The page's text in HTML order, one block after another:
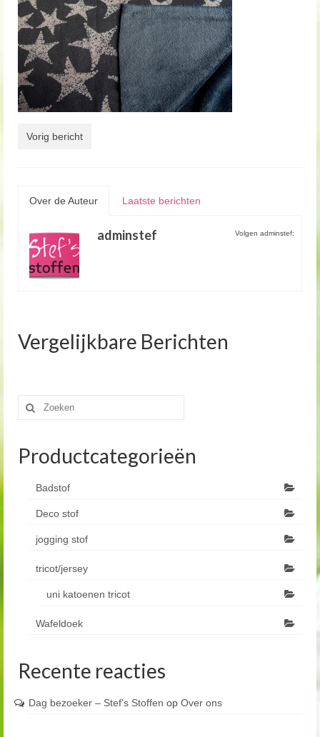
Vorig bericht
Over de Auteur Laatste berichten
Volgen adminstef:
adminstef
Vergelijkbare Berichten
Zoeken
naar:
Productcategorieën
Badstof
Deco stof
jogging stof
tricot/jersey
uni katoenen tricot
Wafeldoek
Recente reacties
Dag bezoeker – Stef's Stoffen op Over ons